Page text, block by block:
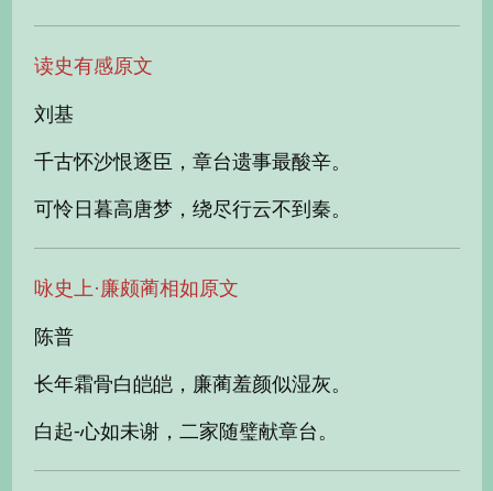
读史有感原文
刘基
千古怀沙恨逐臣，章台遗事最酸辛。
可怜日暮高唐梦，绕尽行云不到秦。
咏史上·廉颇蔺相如原文
陈普
长年霜骨白皑皑，廉蔺羞颜似湿灰。
白起-心如未谢，二家随璧献章台。